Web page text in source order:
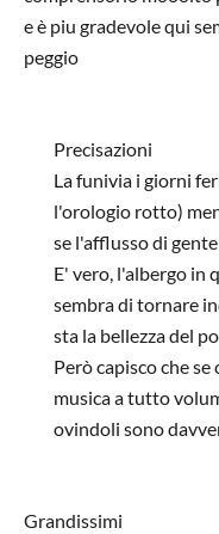
e è piu gradevole qui
peggio
Precisazioni
La funivia i giorni
l'orologio rotto)
se l'afflusso di
E' vero, l'albergo in
sembra di tornare
sta la bellezza del
Però capisco che
musica a tutto
ovindoli sono
Grandissimi